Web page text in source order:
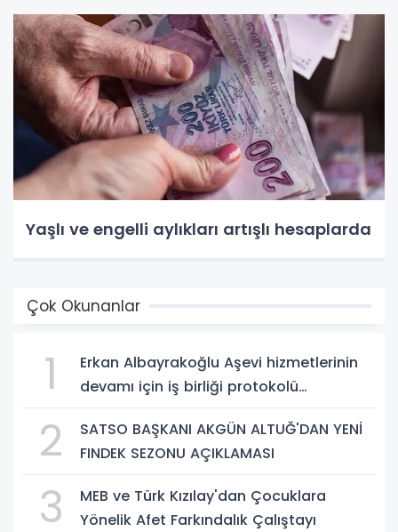
Yaşlı ve engelli aylıkları artışlı hesaplarda
Çok Okunanlar
1
Erkan Albayrakoğlu Aşevi hizmetlerinin
devamı için iş birliği protokolü
2
SATSO BAŞKANI AKGÜN ALTUĞ'DAN YENİ
FINDEK SEZONU AÇIKLAMASI
3
MEB ve Türk Kızılay'dan Çocuklara
Yönelik Afet Farkındalık Çalıştayı